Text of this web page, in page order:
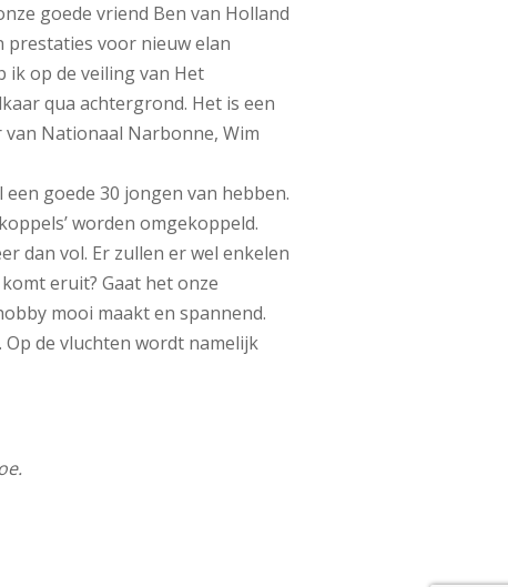
goede vriend Ben van Holland
prestaties voor nieuw elan
ik op de veiling van Het
qua achtergrond. Het is een
Nationaal Narbonne, Wim
goede 30 jongen van hebben.
worden omgekoppeld.
dan vol. Er zullen er wel enkelen
eruit? Gaat het onze
mooi maakt en spannend.
de vluchten wordt namelijk